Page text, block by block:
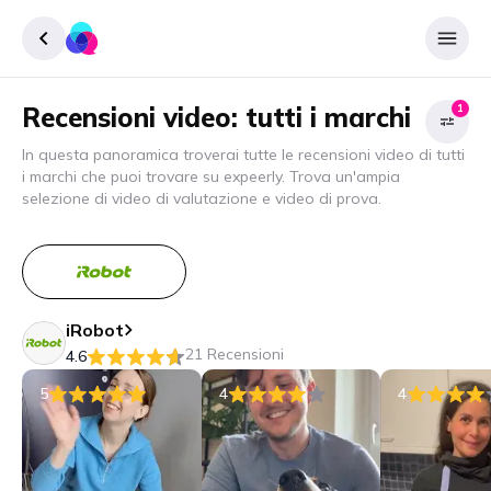
Accedere
Inscrivere
Recensioni video: tutti i marchi 1
In questa panoramica troverai tutte le recensioni video di tutti
i marchi che puoi trovare su expeerly. Trova un'ampia
selezione di video di valutazione e video di prova.
iRobot
4.6
21 Recensioni
5
4 4